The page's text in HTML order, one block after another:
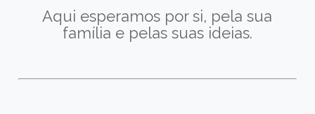
Aqui esperamos por si, pela sua
família e pelas suas ideias.